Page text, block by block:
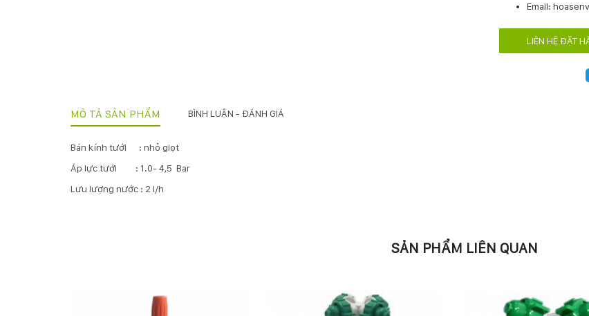
Email:
LIÊN HỆ ĐẶT
MÔ TẢ SẢN PHẨM BÌNH LUẬN - ĐÁNH GIÁ
Bán kính tưới : nhỏ giọt
Áp lực tưới : 1.0- 4,5 Bar
Lưu lượng nước : 2 l/h
SẢN PHẨM LIÊN QUAN